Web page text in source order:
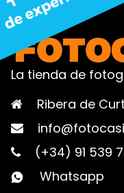
La tienda de
Ribera de
(+34) 91 539
Whatsapp